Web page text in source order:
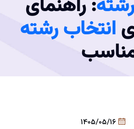
: راهنمای
انتخاب رشته